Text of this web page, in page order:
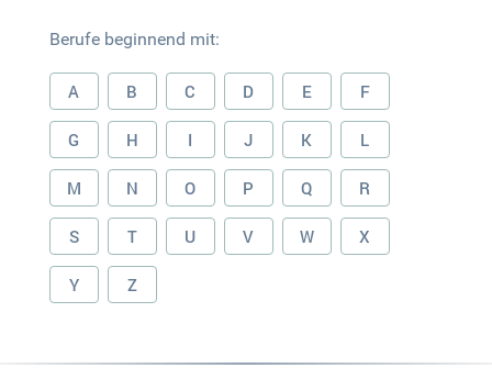
Berufe beginnend mit:
A B C D E F
G H I J K L
M N O P Q R
S T U V W X
Y Z